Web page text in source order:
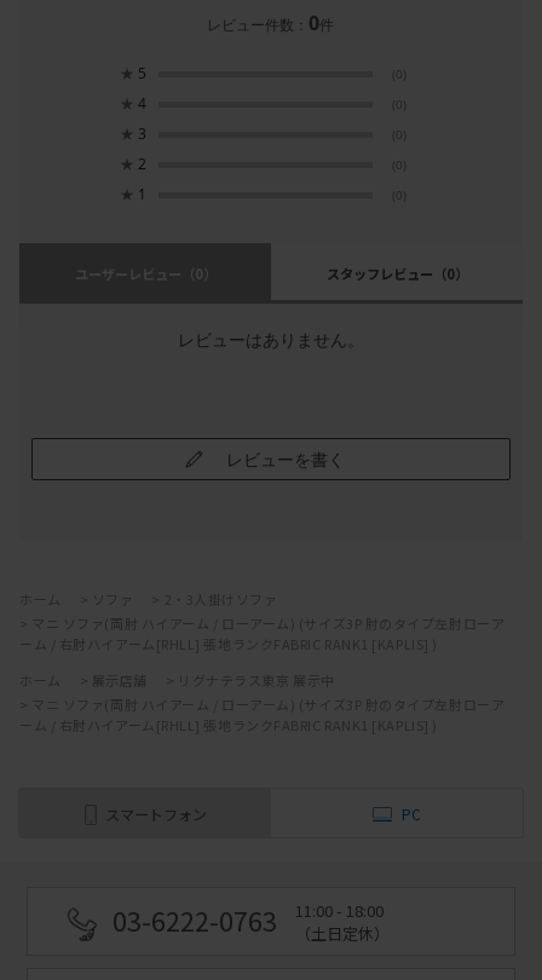
レビュー件数： 0件
★ 5 (0)
★ 4 (0)
★ 3 (0)
★ 2 (0)
★ 1 (0)
ユーザーレビュー （0） スタッフレビュー （0）
レビューはありません。
レビューを書く
ホーム ソファ
2・3人掛けソファ
マニ ソファ(両肘 ハイアーム / ローアーム) (サイズ3P 肘のタイプ左肘ローア
ーム / 右肘ハイアーム[RHLL] 張地ランクFABRIC RANK1 [KAPLIS] )
ホーム
展示店舗
リグナテラス東京 展示中
マニ ソファ(両肘 ハイアーム / ローアーム) (サイズ3P 肘のタイプ左肘ローア
ーム / 右肘ハイアーム[RHLL] 張地ランクFABRIC RANK1 [KAPLIS] )
スマートフォン PC
03-6222-0763
11:00 - 18:00
（土日定休）